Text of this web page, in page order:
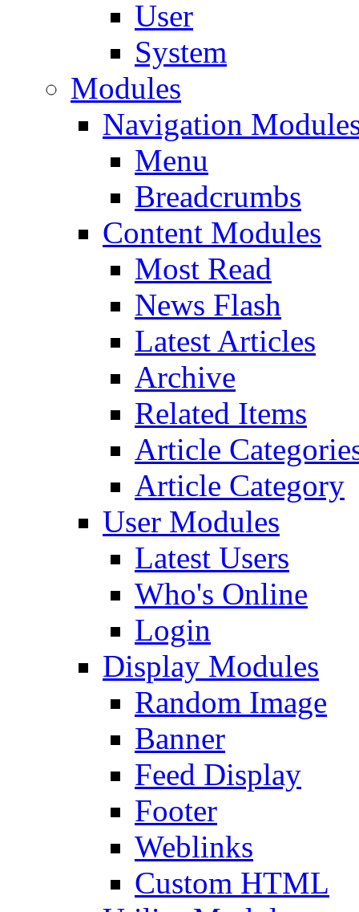
User
System
Modules
Navigation
Menu
Breadcrumbs
Content Modules
Most Read
News Flash
Latest Articles
Archive
Related Items
Article
Article Category
User Modules
Latest Users
Who's Online
Login
Display Modules
Random Image
Banner
Feed Display
Footer
Weblinks
Custom HTML